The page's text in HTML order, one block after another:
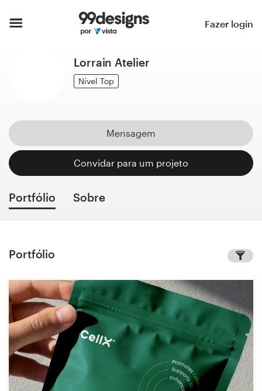
Fazer login
Lorrain Atelier
Nível Top
Mensagem
Convidar para um projeto
Portfólio Sobre
Portfólio
Página inicial
Como funciona
99designs Pro
design
Concursos de designs
Projetos 1-para-1
Encontre um designer
Veja inspirações